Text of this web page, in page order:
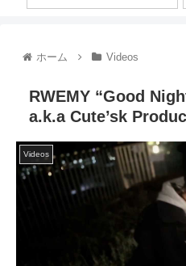
ホーム Videos
RWEMY “Good
a.k.a Cute’sk
Videos